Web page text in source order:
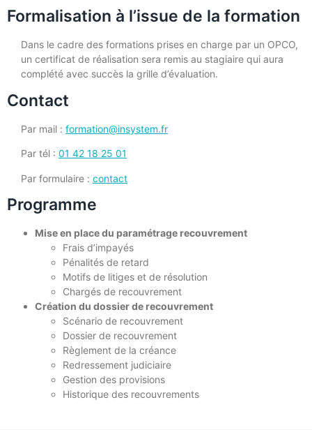
Formalisation à l’issue de la formation
Dans le cadre des formations prises en charge par un OPCO,
un certificat de réalisation sera remis au stagiaire qui aura
complété avec succès la grille d’évaluation.
Contact
Par mail : formation@insystem.fr
Par tél : 01 42 18 25 01
Par formulaire : contact
Programme
Mise en place du paramétrage recouvrement
Frais d’impayés
Pénalités de retard
Motifs de litiges et de résolution
Chargés de recouvrement
Création du dossier de recouvrement
Scénario de recouvrement
Dossier de recouvrement
Règlement de la créance
Redressement judiciaire
Gestion des provisions
Historique des recouvrements